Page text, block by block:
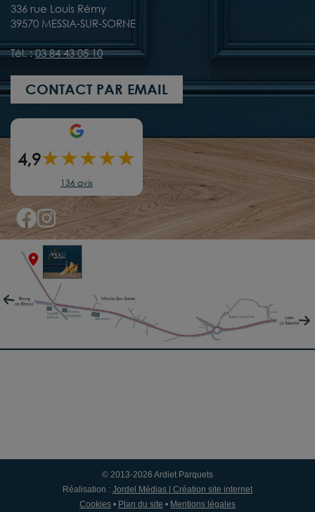
336 rue Louis Rémy
39570 MESSIA-SUR-SORNE
Tél. :03 84 43 05 10
CONTACT PAR EMAIL
4,9★★★★★
★
136 avis
© 2013-2026 Ardiet Parquets
Réalisation : Jordel Médias | Création site internet
Cookies • Plan du site • Mentions légales